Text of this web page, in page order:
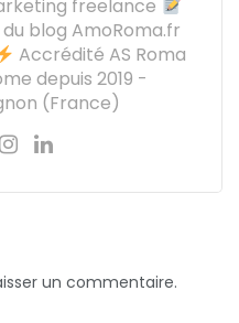
freelance
blog AmoRoma.fr
Accrédité AS Roma
depuis 2019 -
(France)
un commentaire.